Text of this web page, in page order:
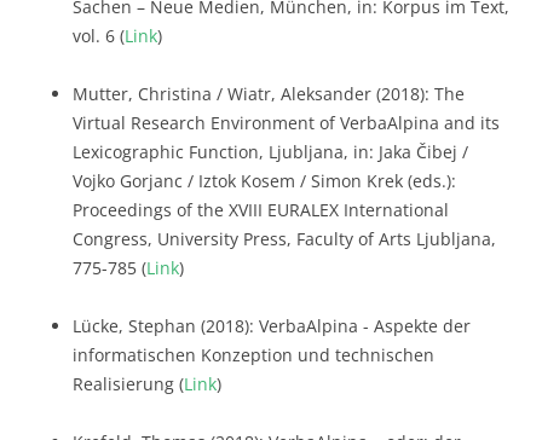
Sachen – Neue Medien, München, in: Korpus im Text,
vol. 6 (Link)
Mutter, Christina / Wiatr, Aleksander (2018): The
Virtual Research Environment of VerbaAlpina and its
Lexicographic Function, Ljubljana, in: Jaka Čibej /
Vojko Gorjanc / Iztok Kosem / Simon Krek (eds.):
Proceedings of the XVIII EURALEX International
Congress, University Press, Faculty of Arts Ljubljana,
775-785 (Link)
Lücke, Stephan (2018): VerbaAlpina - Aspekte der
informatischen Konzeption und technischen
Realisierung (Link)